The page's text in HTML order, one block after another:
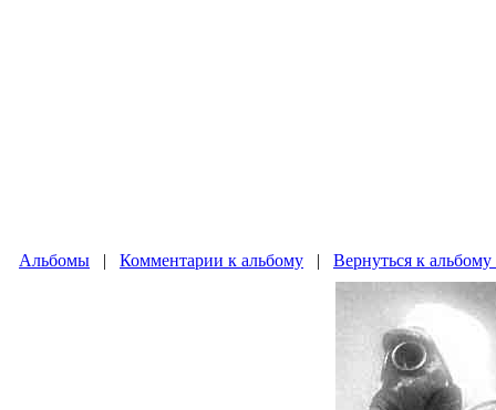
Альбомы | Комментарии к альбому | Вернуться к